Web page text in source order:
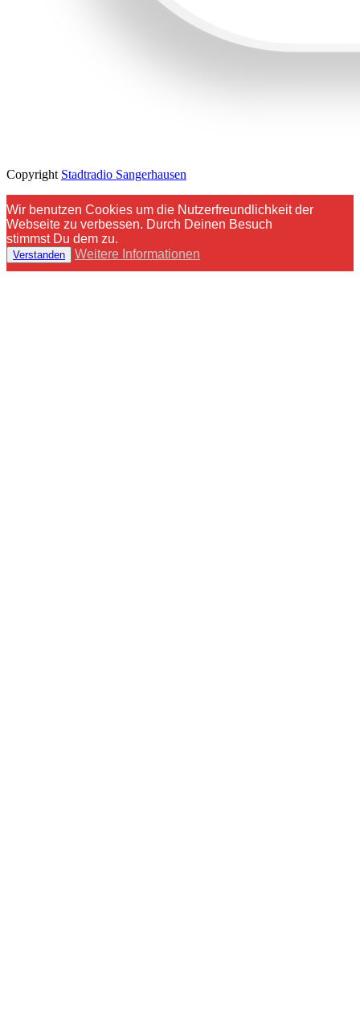
Copyright Stadtradio Sangerhausen
Wir benutzen Cookies um die Nutzerfreundlichkeit der
Webseite zu verbessen. Durch Deinen Besuch
stimmst Du dem zu.
Verstanden Weitere Informationen